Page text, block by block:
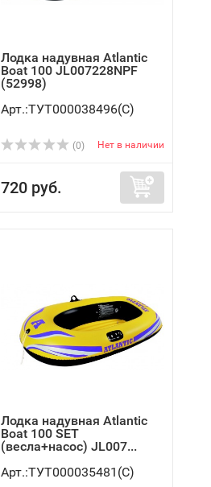
Лодка надувная Atlantic
Boat 100 JL007228NPF
(52998)
Арт.:ТУТ000038496(C)
(0) Нет в наличии
720 руб.
Лодка надувная Atlantic
Boat 100 SET
(весла+насос) JL007...
Арт.:ТУТ000035481(C)